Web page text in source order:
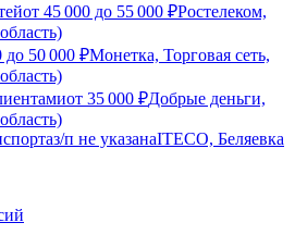
от 45 000 до 55 000 ₽Ростелеком,
до 50 000 ₽Монетка, Торговая сеть,
от 35 000 ₽Добрые деньги,
з/п не указанаITECO, Беляевка